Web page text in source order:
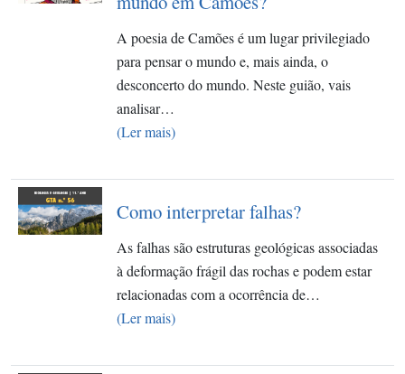
A poesia de Camões é um lugar privilegiado
para pensar o mundo e, mais ainda, o
desconcerto do mundo. Neste guião, vais
analisar…
(Ler mais)
Como interpretar falhas?​
As falhas são estruturas geológicas associadas
à deformação frágil das rochas e podem estar
relacionadas com a ocorrência de…
(Ler mais)